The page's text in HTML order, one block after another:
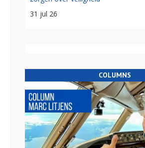
31 jul 26
COLUMNS